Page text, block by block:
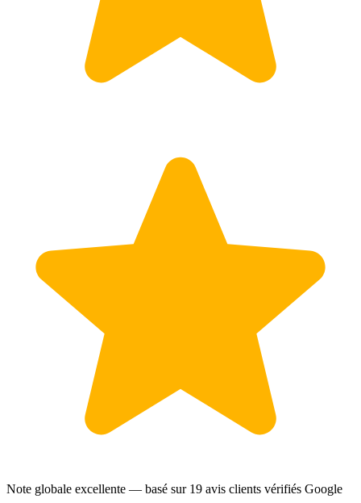
Note globale excellente — basé sur 19 avis clients vérifiés Google